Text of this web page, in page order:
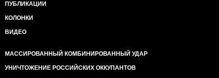
ПУБЛИКАЦИИ
КОЛОНКИ
ВИДЕО
МАССИРОВАННЫЙ КОМБИНИРОВАННЫЙ УДАР
УНИЧТОЖЕНИЕ РОССИЙСКИХ ОККУПАНТОВ